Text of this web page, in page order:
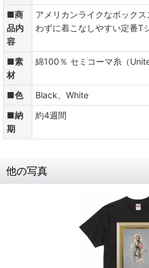
■商
品内
容
アメリカンライクなボック
わずに着こなしやすい定番T
■素
材
綿100％ セミコーマ糸（
■色
Black、White
■納
期
約4週間
他の写真